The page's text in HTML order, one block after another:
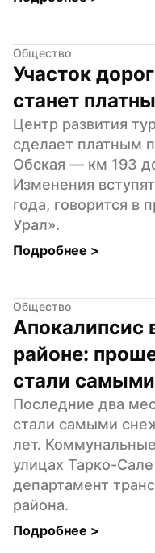
Общество
Участок
станет
Центр развития
сделает платным
Обская — км 193
Изменения
года, говорится в
Урал».
Подробнее >
Общество
Апокалипсис
районе:
стали
Последние два
стали самыми
лет.
улицах Тарко-
департамент
района.
Подробнее >